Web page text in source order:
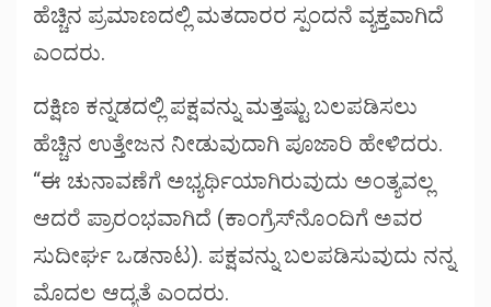
ಹೆಚ್ಚಿನ ಪ್ರಮಾಣದಲ್ಲಿ ಮತದಾರರ ಸ್ಪಂದನೆ ವ್ಯಕ್ತವಾಗಿದೆ
ಎಂದರು.
ದಕ್ಷಿಣ ಕನ್ನಡದಲ್ಲಿ ಪಕ್ಷವನ್ನು ಮತ್ತಷ್ಟು ಬಲಪಡಿಸಲು
ಹೆಚ್ಚಿನ ಉತ್ತೇಜನ ನೀಡುವುದಾಗಿ ಪೂಜಾರಿ ಹೇಳಿದರು.
“ಈ ಚುನಾವಣೆಗೆ ಅಭ್ಯರ್ಥಿಯಾಗಿರುವುದು ಅಂತ್ಯವಲ್ಲ
ಆದರೆ ಪ್ರಾರಂಭವಾಗಿದೆ (ಕಾಂಗ್ರೆಸ್‌ನೊಂದಿಗೆ ಅವರ
ಸುದೀರ್ಘ ಒಡನಾಟ). ಪಕ್ಷವನ್ನು ಬಲಪಡಿಸುವುದು ನನ್ನ
ಮೊದಲ ಆದ್ಯತೆ ಎಂದರು.